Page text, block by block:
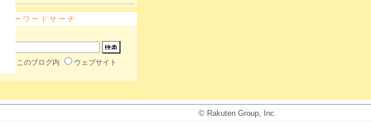
キーワードサーチ
このブログ内 ウェブサイト
© Rakuten Group, Inc.